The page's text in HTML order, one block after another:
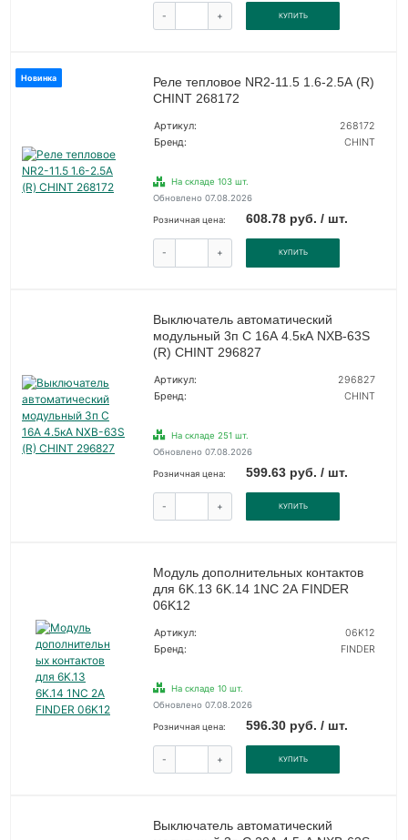
- + КУПИТЬ
Новинка
Реле тепловое NR2-11.5 1.6-2.5А (R)
CHINT 268172
Артикул:
268172
Бренд:
CHINT
На складе 103 шт.
Обновлено 07.08.2026
Розничная цена: 608.78 руб. / шт.
- + КУПИТЬ
Выключатель автоматический
модульный 3п C 16А 4.5кА NXB-63S
(R) CHINT 296827
Артикул:
296827
Бренд:
CHINT
На складе 251 шт.
Обновлено 07.08.2026
Розничная цена: 599.63 руб. / шт.
- + КУПИТЬ
Модуль дополнительных контактов
для 6K.13 6K.14 1NC 2А FINDER
06K12
Артикул:
06K12
Бренд:
FINDER
На складе 10 шт.
Обновлено 07.08.2026
Розничная цена: 596.30 руб. / шт.
- + КУПИТЬ
Выключатель автоматический